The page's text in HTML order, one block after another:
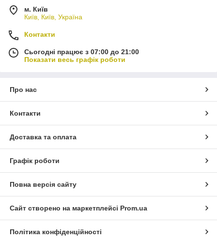
м. Київ
Київ, Київ, Україна
Контакти
Сьогодні працює з 07:00 до 21:00
Показати весь графік роботи
Про нас
Контакти
Доставка та оплата
Графік роботи
Повна версія сайту
Сайт створено на маркетплейсі Prom.ua
Політика конфіденційності